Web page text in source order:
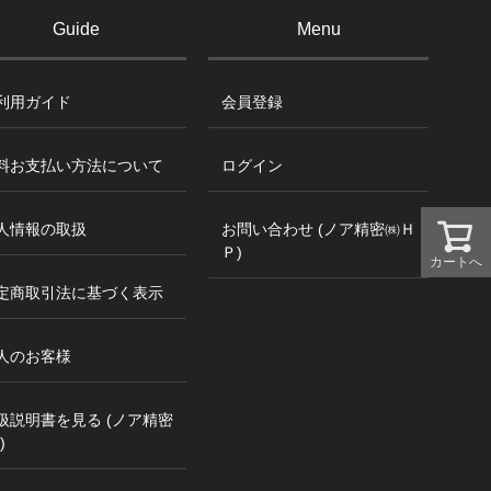
カートへ
Guide
用ガイド
お支払い方法について
情報の取扱
商取引法に基づく表示
のお客様
説明書を見る (ノア精密
Menu
会員登録
ログイン
お問い合わせ (ノア精密㈱Ｈ
Ｐ)